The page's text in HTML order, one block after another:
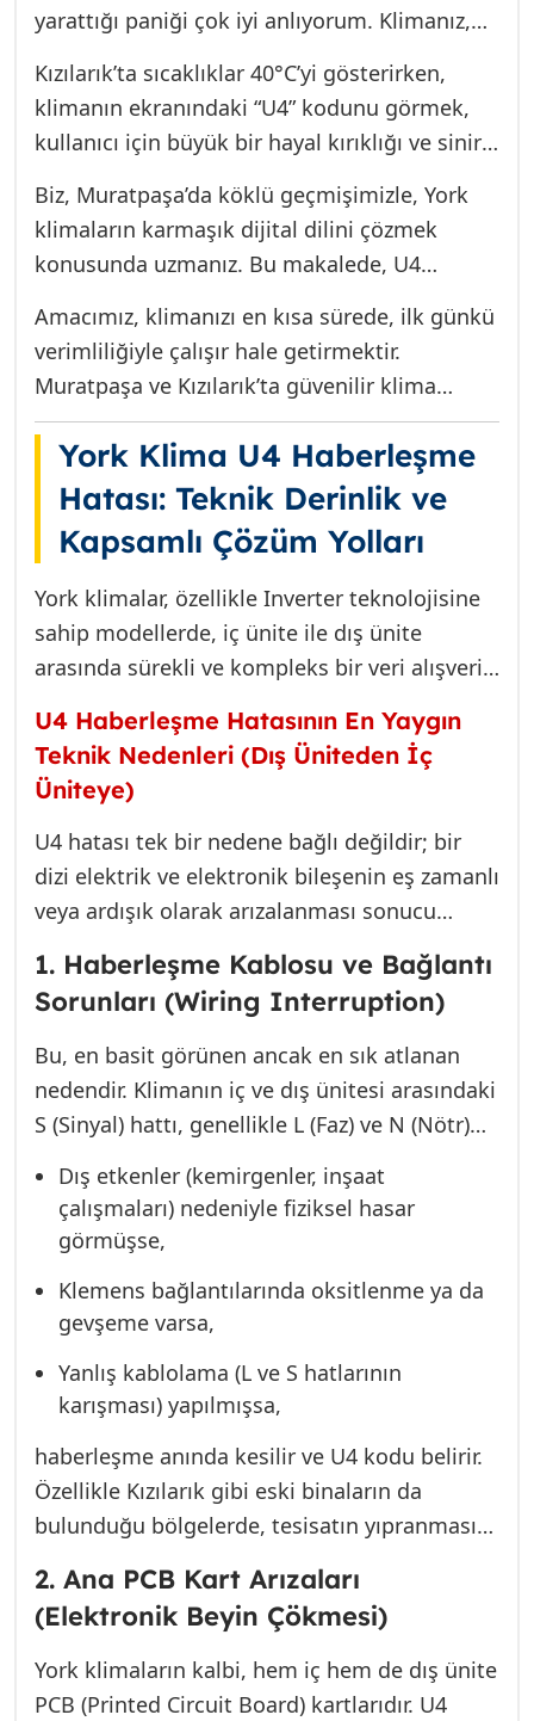
yaşam standardının temel gerekliliği
segment klimalar, uzun yıllar sorunsuz
çalışmak üzere tasarlanmıştır. Ancak, en
iyi sistemler bile zaman zaman teknik bir
fısıltı verir: “U4 Haberleşme Hatası”.
yarattığı paniği çok iyi anlıyorum. Klimanız,
bürünür. U4 hatası, genellikle klimanın iç ve
dış ünitelerinin birbiriyle konuşmayı
durdurduğu anlamına gelir. Bu teknik arıza,
sadece serinliğinizi değil, aynı zamanda
günlük yaşam konforunuzu ve hatta iş
verimliliğinizi de doğrudan etkiler. Klimanızın
termal kalbi olduğunu unutmayın.
Kızılarık’ta sıcaklıklar 40°C’yi gösterirken,
klimanın ekranındaki “U4” kodunu görmek,
kullanıcı için büyük bir hayal kırıklığı ve sinir
hatanın basit bir sigorta arızası mı yoksa
pahalı bir ana kart değişimi mi gerektirdiği
endişesiyle baş başa kalırsınız. İşte bu
noktada, klima servisi kalitesine sahip, yerel
uzmanlığa sahip bir ekibin hızlı ve doğru
teşhisi hayati önem taşır.
Biz, Muratpaşa’da köklü geçmişimizle, York
klimaların karmaşık dijital dilini çözmek
konusunda uzmanız. Bu makalede, U4
açığa çıkaracak, nedenlerini detaylandıracak
ve size en hızlı, en güvenilir çözüm yollarını
sunacağız. Unutmayın, bu hata genellikle
kullanıcı hatası değil, sistemin kritik bir
bileşenindeki bozulmanın işaretidir.
Amacımız, klimanızı en kısa sürede, ilk günkü
verimliliğiyle çalışır hale getirmektir.
Muratpaşa ve Kızılarık’ta güvenilir klima
servisi arayışınızı bu kapsamlı rehberle
sonlandırabilirsiniz.
York Klima U4 Haberleşme
Hatası: Teknik Derinlik ve
Kapsamlı Çözüm Yolları
York klimalar, özellikle Inverter teknolojisine
sahip modellerde, iç ünite ile dış ünite
arasında sürekli ve kompleks bir veri alışverişi
çift bükümlü sinyal kablosu üzerinden
sağlanır. U4 hata kodu, bu iletişimin herhangi
bir nedenle kesintiye uğradığını,
bozulduğunu veya tamamen durduğunu
gösterir. Bu arızanın tespiti, 220V elektrik test
cihazlarından ziyade, osiloskop ve multimetre
U4 Haberleşme Hatasının En Yaygın
Teknik Nedenleri (Dış Üniteden İç
Üniteye)
U4 hatası tek bir nedene bağlı değildir; bir
dizi elektrik ve elektronik bileşenin eş zamanlı
veya ardışık olarak arızalanması sonucu
sık karşılaştığımız ve Muratpaşa sahasında en
çok rastladığımız arıza kaynakları:
1. Haberleşme Kablosu ve Bağlantı
Sorunları (Wiring Interruption)
Bu, en basit görünen ancak en sık atlanan
nedendir. Klimanın iç ve dış ünitesi arasındaki
S (Sinyal) hattı, genellikle L (Faz) ve N (Nötr)
Dış etkenler (kemirgenler, inşaat
çalışmaları) nedeniyle fiziksel hasar
görmüşse,
Klemens bağlantılarında oksitlenme ya da
gevşeme varsa,
Yanlış kablolama (L ve S hatlarının
karışması) yapılmışsa,
haberleşme anında kesilir ve U4 kodu belirir.
Özellikle Kızılarık gibi eski binaların da
bulunduğu bölgelerde, tesisatın yıpranması
2. Ana PCB Kart Arızaları
(Elektronik Beyin Çökmesi)
York klimaların kalbi, hem iç hem de dış ünite
PCB (Printed Circuit Board) kartlarıdır. U4